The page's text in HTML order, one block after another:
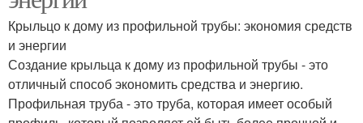
Крыльцо к дому из профильной трубы: экономия средств
и энергии
Создание крыльца к дому из профильной трубы - это
отличный способ экономить средства и энергию.
Профильная труба - это труба, которая имеет особый